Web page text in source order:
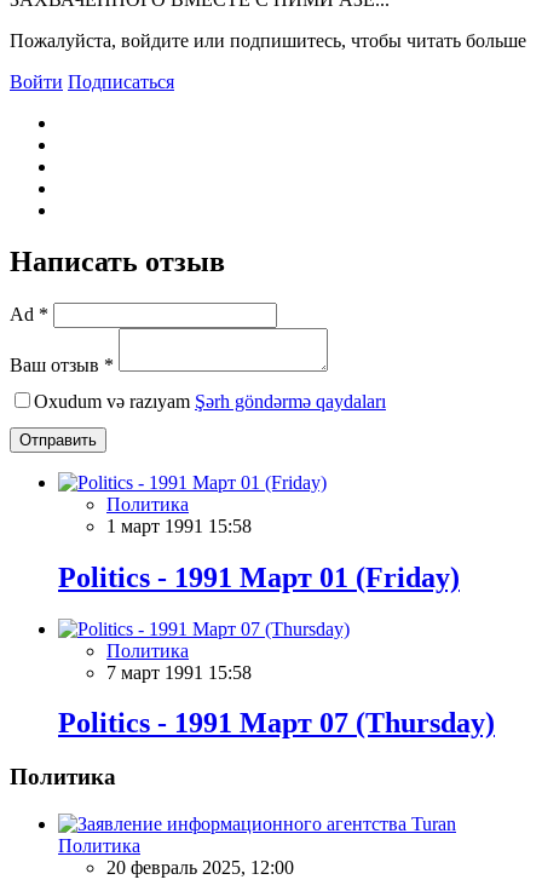
Пожалуйста, войдите или подпишитесь, чтобы читать больше
Войти Подписаться
Написать отзыв
Ad *
Ваш отзыв *
Oxudum və razıyam Şərh göndərmə qaydaları
Отправить
Политика
1 март 1991 15:58
Politics - 1991 Март 01 (Friday)
Политика
7 март 1991 15:58
Politics - 1991 Март 07 (Thursday)
Политика
Политика
20 февраль 2025, 12:00